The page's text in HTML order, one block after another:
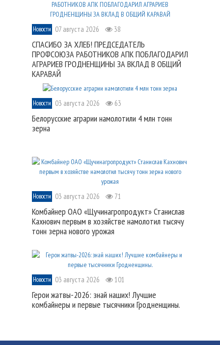
Новости 07 августа 2026 38
СПАСИБО ЗА ХЛЕБ! ПРЕДСЕДАТЕЛЬ
ПРОФСОЮЗА РАБОТНИКОВ АПК ПОБЛАГОДАРИЛ
АГРАРИЕВ ГРОДНЕНЩИНЫ ЗА ВКЛАД В ОБЩИЙ
КАРАВАЙ
Новости 03 августа 2026 63
Белорусские аграрии намолотили 4 млн тонн
зерна
Новости 03 августа 2026 71
Комбайнер ОАО «Щучинагропродукт» Станислав
Кахнович первым в хозяйстве намолотил тысячу
тонн зерна нового урожая
Новости 03 августа 2026 101
Герои жатвы-2026: знай наших! Лучшие
комбайнеры и первые тысячники Гродненщины.